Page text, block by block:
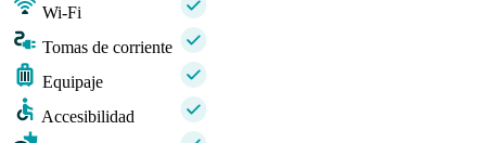
Wi-Fi
Tomas de corriente
Equipaje
Accesibilidad